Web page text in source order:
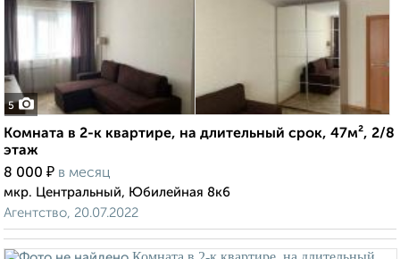
5
Комната в 2-к квартире, на длительный срок, 47м², 2/8
этаж
8 000 ₽ в месяц
мкр. Центральный, Юбилейная 8к6
Агентство, 20.07.2022